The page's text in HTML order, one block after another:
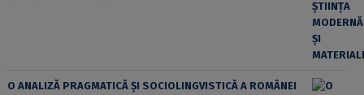
O ANALIZĂ PRAGMATICĂ ȘI SOCIOLINGVISTICĂ A ROMÂNEI